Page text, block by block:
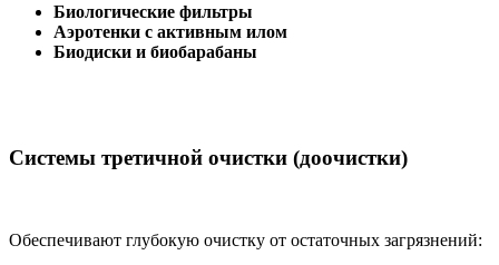
Биологические фильтры
Аэротенки с активным илом
Биодиски и биобарабаны
Системы третичной очистки (доочистки)
Обеспечивают глубокую очистку от остаточных загрязнений: